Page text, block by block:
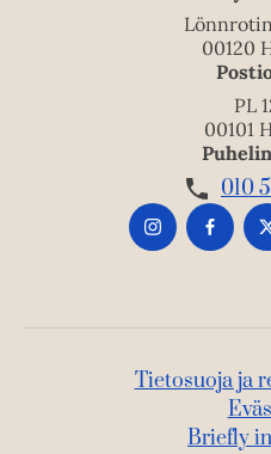
00120
PL
00101
010
Tietosuoja ja
Briefly